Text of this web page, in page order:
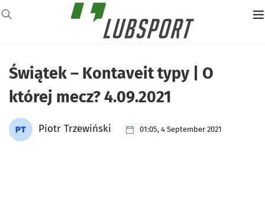
Świątek – Kontaveit typy | O
której mecz? 4.09.2021
Piotr Trzewiński 01:05, 4 September 2021